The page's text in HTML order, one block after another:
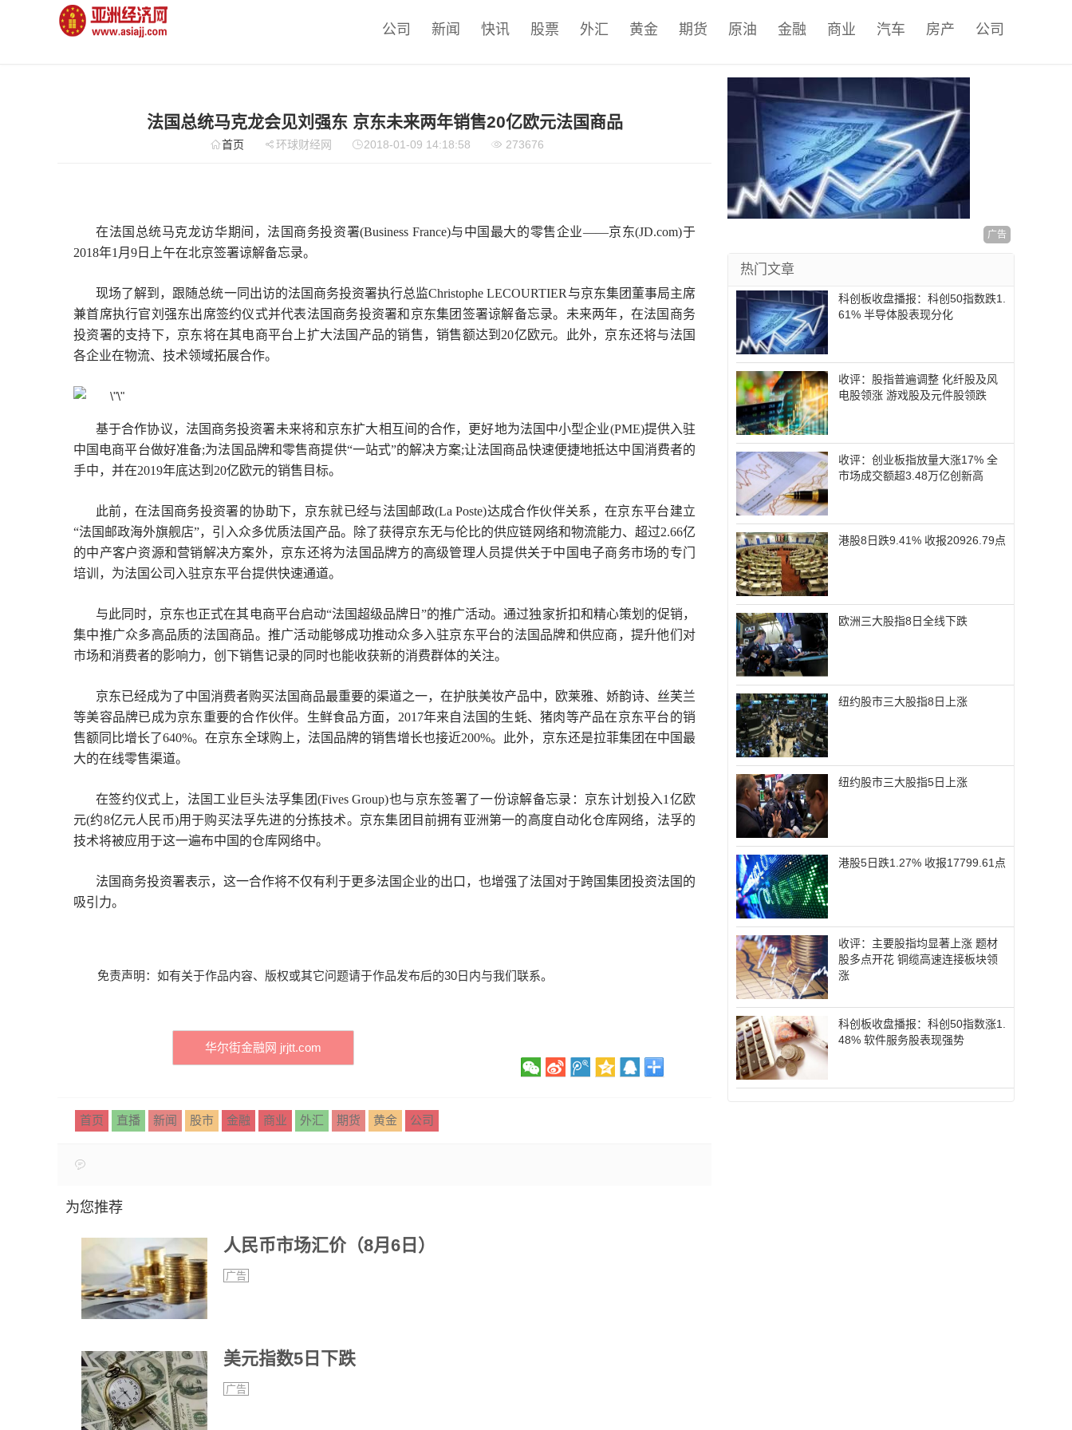
公司 新闻 快讯 股票 外汇 黄金 期货 原油 金融 商业 汽车 房产 公司
法国总统马克龙会见刘强东 京东未来两年销售20亿欧元法国商品
首页 环球财经网 2018-01-09 14:18:58 273676
在法国总统马克龙访华期间，法国商务投资署(Business France)与中国最大的零售企业——京东(JD.com)于
2018年1月9日上午在北京签署谅解备忘录。
现场了解到，跟随总统一同出访的法国商务投资署执行总监Christophe LECOURTIER与京东集团董事局主席
兼首席执行官刘强东出席签约仪式并代表法国商务投资署和京东集团签署谅解备忘录。未来两年，在法国商务
投资署的支持下，京东将在其电商平台上扩大法国产品的销售，销售额达到20亿欧元。此外，京东还将与法国
各企业在物流、技术领域拓展合作。
基于合作协议，法国商务投资署未来将和京东扩大相互间的合作，更好地为法国中小型企业(PME)提供入驻
中国电商平台做好准备;为法国品牌和零售商提供“一站式”的解决方案;让法国商品快速便捷地抵达中国消费者的
手中，并在2019年底达到20亿欧元的销售目标。
此前，在法国商务投资署的协助下，京东就已经与法国邮政(La Poste)达成合作伙伴关系，在京东平台建立
“法国邮政海外旗舰店”，引入众多优质法国产品。除了获得京东无与伦比的供应链网络和物流能力、超过2.66亿
的中产客户资源和营销解决方案外，京东还将为法国品牌方的高级管理人员提供关于中国电子商务市场的专门
培训，为法国公司入驻京东平台提供快速通道。
与此同时，京东也正式在其电商平台启动“法国超级品牌日”的推广活动。通过独家折扣和精心策划的促销，
集中推广众多高品质的法国商品。推广活动能够成功推动众多入驻京东平台的法国品牌和供应商，提升他们对
市场和消费者的影响力，创下销售记录的同时也能收获新的消费群体的关注。
京东已经成为了中国消费者购买法国商品最重要的渠道之一，在护肤美妆产品中，欧莱雅、娇韵诗、丝芙兰
等美容品牌已成为京东重要的合作伙伴。生鲜食品方面，2017年来自法国的生蚝、猪肉等产品在京东平台的销
售额同比增长了640%。在京东全球购上，法国品牌的销售增长也接近200%。此外，京东还是拉菲集团在中国最
大的在线零售渠道。
在签约仪式上，法国工业巨头法孚集团(Fives Group)也与京东签署了一份谅解备忘录：京东计划投入1亿欧
元(约8亿元人民币)用于购买法孚先进的分拣技术。京东集团目前拥有亚洲第一的高度自动化仓库网络，法孚的
技术将被应用于这一遍布中国的仓库网络中。
法国商务投资署表示，这一合作将不仅有利于更多法国企业的出口，也增强了法国对于跨国集团投资法国的
吸引力。
免责声明：如有关于作品内容、版权或其它问题请于作品发布后的30日内与我们联系。
华尔街金融网 jrjtt.com
首页 直播 新闻 股市 金融 商业 外汇 期货 黄金 公司
为您推荐
人民币市场汇价（8月6日）
广告
美元指数5日下跌
广告
广告
热门文章
科创板收盘播报：科创50指数跌1.
61% 半导体股表现分化
收评：股指普遍调整 化纤股及风
电股领涨 游戏股及元件股领跌
收评：创业板指放量大涨17% 全
市场成交额超3.48万亿创新高
港股8日跌9.41% 收报20926.79点
欧洲三大股指8日全线下跌
纽约股市三大股指8日上涨
纽约股市三大股指5日上涨
港股5日跌1.27% 收报17799.61点
收评：主要股指均显著上涨 题材
股多点开花 铜缆高速连接板块领
涨
科创板收盘播报：科创50指数涨1.
48% 软件服务股表现强势